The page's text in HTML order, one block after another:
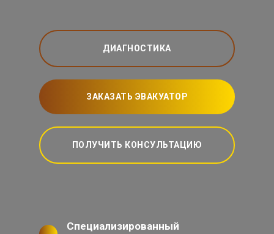
ДИАГНОСТИКА
ЗАКАЗАТЬ ЭВАКУАТОР
ПОЛУЧИТЬ КОНСУЛЬТАЦИЮ
Специализированный